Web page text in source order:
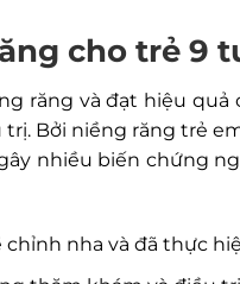
cho trẻ 9
răng và đạt hiệu
Bởi niềng răng trẻ
nhiều biến chứng
chỉnh nha và đã thực